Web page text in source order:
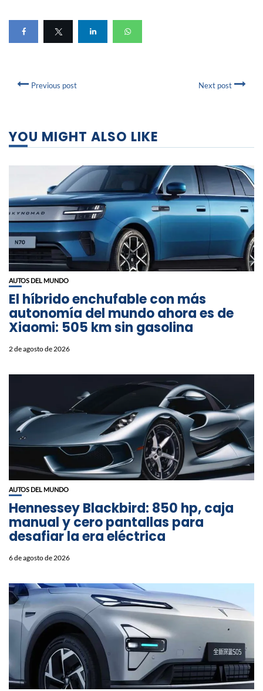
Previous post Next post
YOU MIGHT ALSO LIKE
AUTOS DEL MUNDO
El híbrido enchufable con más
autonomía del mundo ahora es de
Xiaomi: 505 km sin gasolina
2 de agosto de 2026
AUTOS DEL MUNDO
Hennessey Blackbird: 850 hp, caja
manual y cero pantallas para
desafiar la era eléctrica
6 de agosto de 2026